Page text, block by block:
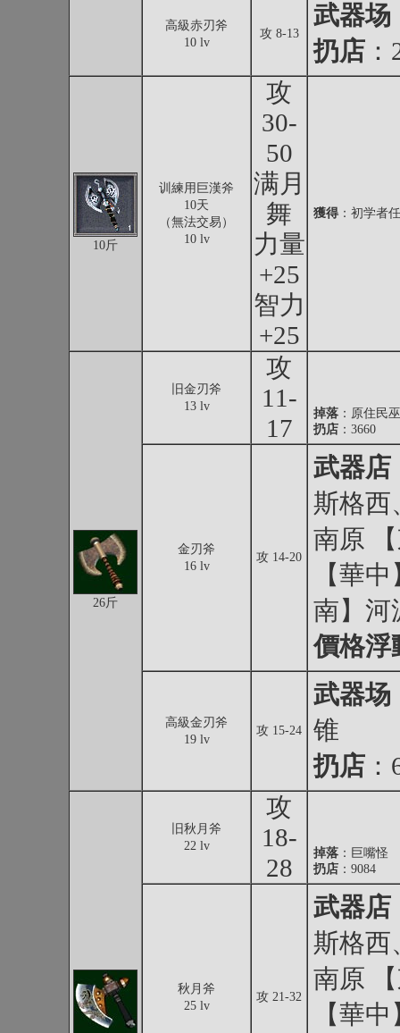
高級赤刃斧
10 lv
攻 8-13
武器场
扔店
10斤
训練用巨漢斧
10天
（無法交易）
10 lv
攻
30-
50
满月
舞
力量
+25
智力
+25
獲得 ：初学者
26斤
旧金刃斧
13 lv
攻
11-
17
掉落 ： 原住民
扔店 ：3660
金刃斧
16 lv
攻 14-20
武器店
斯格西
南原
【華
南】河
價格浮
高級金刃斧
19 lv
攻 15-24
武器场
锥
扔店
旧秋月斧
22 lv
攻
18-
28
掉落 ： 巨嘴怪
扔店 ：9084
秋月斧
25 lv
攻 21-32
武器店
斯格西
南原
【華